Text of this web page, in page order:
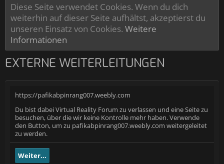
Diese Seite verwendet Cookies. Wenn du dich
weiterhin auf dieser Seite aufhältst, akzeptierst du
unseren Einsatz von Cookies. Weitere
Informationen
EXTERNE WEITERLEITUNGEN
https://pafikabpinrang007.weebly.com
Du bist dabei Virtual Reality Forum zu verlassen und eine Seite zu
besuchen, über die wir keine Kontrolle mehr haben. Verwende
den Button, um zu pafikabpinrang007.weebly.com weitergeleitet
zu werden.
Weiter...